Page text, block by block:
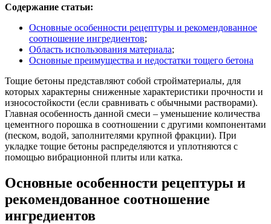
Содержание статьи:
Основные особенности рецептуры и рекомендованное
соотношение ингредиентов;
Область использования материала;
Основные преимущества и недостатки тощего бетона
Тощие бетоны представляют собой стройматериалы, для
которых характерны сниженные характеристики прочности и
износостойкости (если сравнивать с обычными растворами).
Главная особенность данной смеси – уменьшение количества
цементного порошка в соотношении с другими компонентами
(песком, водой, заполнителями крупной фракции). При
укладке тощие бетоны распределяются и уплотняются с
помощью вибрационной плиты или катка.
Основные особенности рецептуры и
рекомендованное соотношение
ингредиентов